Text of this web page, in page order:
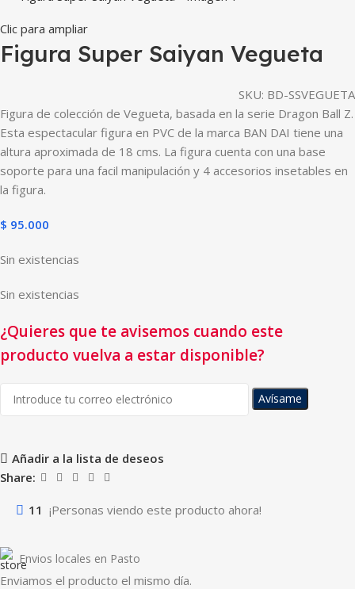
Clic para ampliar
Figura Super Saiyan Vegueta
SKU: BD-SSVEGUETA
Figura de colección de Vegueta, basada en la serie Dragon Ball Z.
Esta espectacular figura en PVC de la marca BAN DAI tiene una
altura aproximada de 18 cms. La figura cuenta con una base
soporte para una facil manipulación y 4 accesorios insetables en
la figura.
$ 95.000
Sin existencias
Sin existencias
¿Quieres que te avisemos cuando este
producto vuelva a estar disponible?
Avísame
Añadir a la lista de deseos
Share:
11 ¡Personas viendo este producto ahora!
Envios locales en Pasto
Enviamos el producto el mismo día.